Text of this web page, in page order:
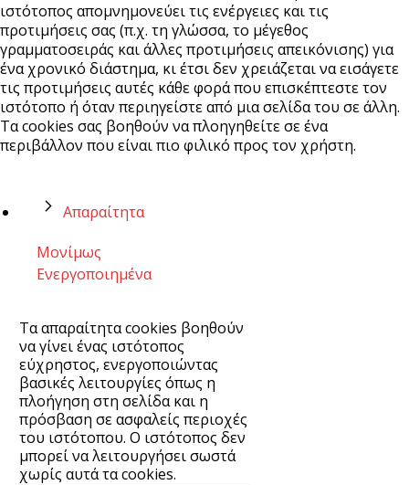
ιστότοπος απομνημονεύει τις ενέργειες και τις
προτιμήσεις σας (π.χ. τη γλώσσα, το μέγεθος
γραμματοσειράς και άλλες προτιμήσεις απεικόνισης) για
ένα χρονικό διάστημα, κι έτσι δεν χρειάζεται να εισάγετε
τις προτιμήσεις αυτές κάθε φορά που επισκέπτεστε τον
ιστότοπο ή όταν περιηγείστε από μια σελίδα του σε άλλη.
Τα cookies σας βοηθούν να πλοηγηθείτε σε ένα
περιβάλλον που είναι πιο φιλικό προς τον χρήστη.
Απαραίτητα
Μονίμως
Ενεργοποιημένα
Τα απαραίτητα cookies βοηθούν
να γίνει ένας ιστότοπος
εύχρηστος, ενεργοποιώντας
βασικές λειτουργίες όπως η
πλοήγηση στη σελίδα και η
πρόσβαση σε ασφαλείς περιοχές
του ιστότοπου. Ο ιστότοπος δεν
μπορεί να λειτουργήσει σωστά
χωρίς αυτά τα cookies.